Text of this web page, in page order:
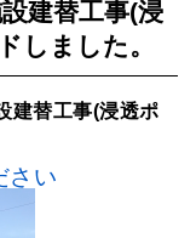
建替工事(浸
しました。
建替工事(浸透ポ
さい